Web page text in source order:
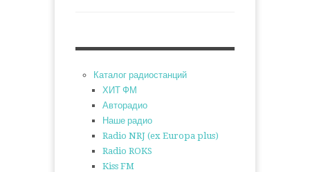
Каталог радиостанций
ХИТ ФМ
Авторадио
Наше радио
Radio NRJ (ex Europa plus)
Radio ROKS
Kiss FM